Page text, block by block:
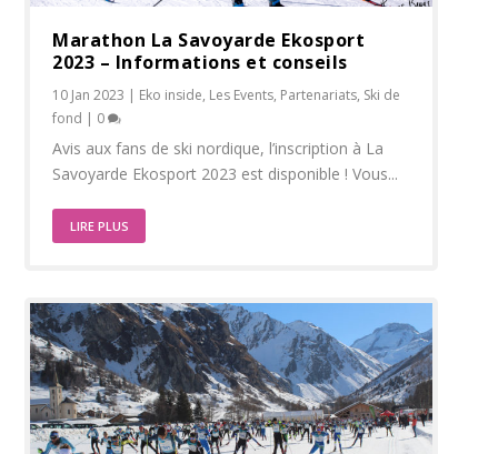
Marathon La Savoyarde Ekosport
2023 – Informations et conseils
10 Jan 2023 | Eko inside, Les Events, Partenariats, Ski de
fond | 0
Avis aux fans de ski nordique, l’inscription à La
Savoyarde Ekosport 2023 est disponible ! Vous...
LIRE PLUS